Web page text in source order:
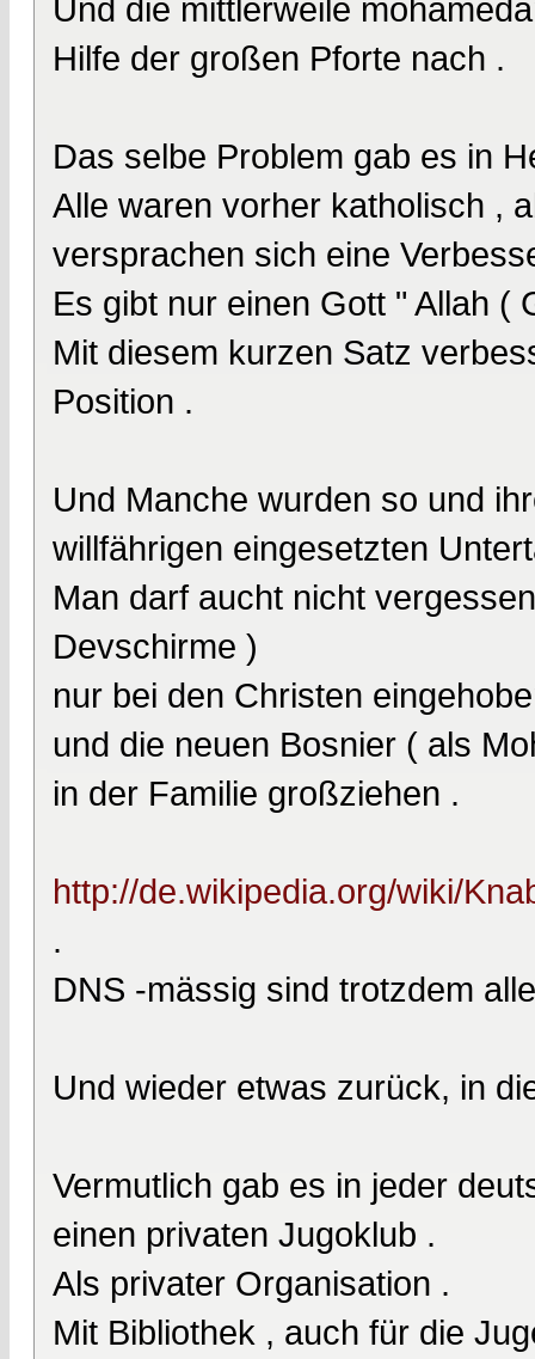
Und die mittlerweile
Hilfe der großen Pforte nach .
Das selbe Problem gab es in
Alle waren vorher katholisch ,
versprachen sich eine
Es gibt nur einen Gott " Allah (
Mit diesem kurzen Satz
Position .
Und Manche wurden so und
willfährigen eingesetzten
Man darf aucht nicht
Devschirme )
nur bei den Christen
und die neuen Bosnier ( als
in der Familie großziehen .
http://de.wikipedia.org/wiki/
.
DNS -mässig sind trotzdem
Und wieder etwas zurück, in
Vermutlich gab es in jeder
einen privaten Jugoklub .
Als privater Organisation .
Mit Bibliothek , auch für die